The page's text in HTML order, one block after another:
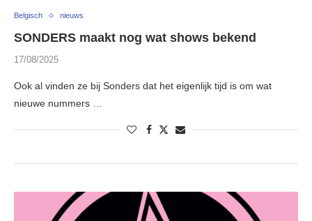
Belgisch nieuws
SONDERS maakt nog wat shows bekend
17/08/2025
Ook al vinden ze bij Sonders dat het eigenlijk tijd is om wat
nieuwe nummers …